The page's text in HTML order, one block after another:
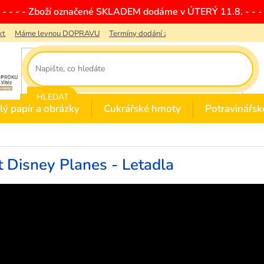
- - - Zboží označené SKLADEM dodáme v ÚTERÝ 11.8. - -
Máme levnou DOPRAVU Termíny dodání zboží
HLEDAT
papír a obrázky Cukrářské hmoty
Disney Planes - Letadla